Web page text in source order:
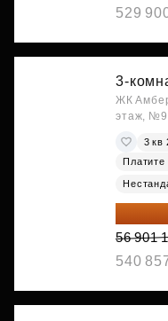
529
3-
ЖК
этаж,
3 кв
Платите
41
56 901
540